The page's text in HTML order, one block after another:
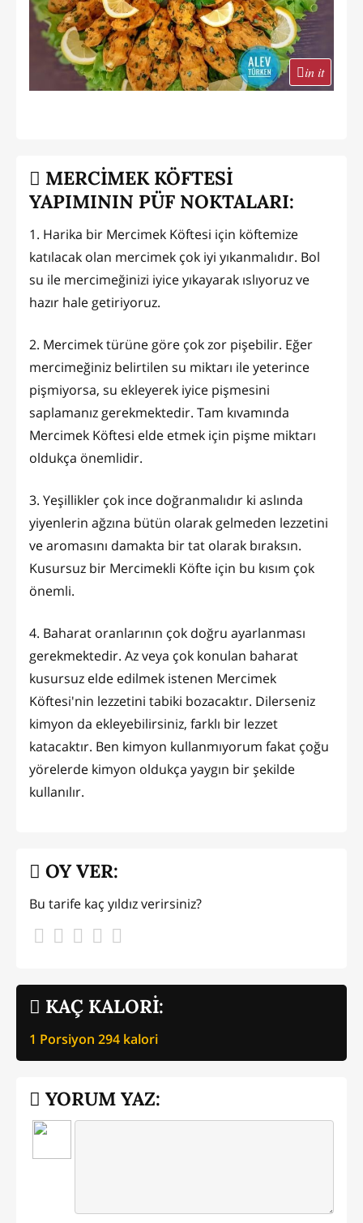
in it
MERCİMEK KÖFTESİ
YAPIMININ PÜF NOKTALARI:
1. Harika bir Mercimek Köftesi için köftemize
katılacak olan mercimek çok iyi yıkanmalıdır. Bol
su ile mercimeğinizi iyice yıkayarak ıslıyoruz ve
hazır hale getiriyoruz.
2. Mercimek türüne göre çok zor pişebilir. Eğer
mercimeğiniz belirtilen su miktarı ile yeterince
pişmiyorsa, su ekleyerek iyice pişmesini
saplamanız gerekmektedir. Tam kıvamında
Mercimek Köftesi elde etmek için pişme miktarı
oldukça önemlidir.
3. Yeşillikler çok ince doğranmalıdır ki aslında
yiyenlerin ağzına bütün olarak gelmeden lezzetini
ve aromasını damakta bir tat olarak bıraksın.
Kusursuz bir Mercimekli Köfte için bu kısım çok
önemli.
4. Baharat oranlarının çok doğru ayarlanması
gerekmektedir. Az veya çok konulan baharat
kusursuz elde edilmek istenen Mercimek
Köftesi'nin lezzetini tabiki bozacaktır. Dilerseniz
kimyon da ekleyebilirsiniz, farklı bir lezzet
katacaktır. Ben kimyon kullanmıyorum fakat çoğu
yörelerde kimyon oldukça yaygın bir şekilde
kullanılır.
KAÇ KALORİ:
1 Porsiyon 294 kalori
OY VER:
Bu tarife kaç yıldız verirsiniz?
YORUM YAZ: